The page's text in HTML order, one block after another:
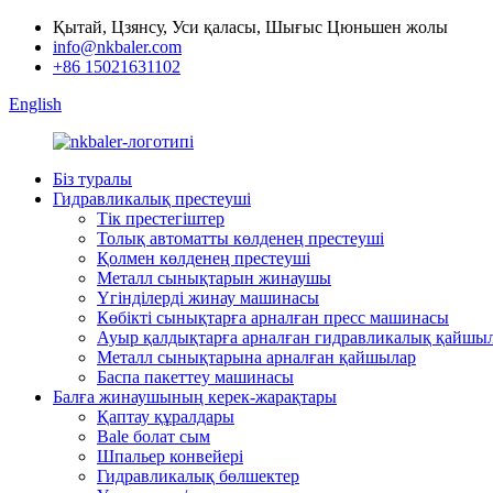
Қытай, Цзянсу, Уси қаласы, Шығыс Цюньшен жолы
info@nkbaler.com
+86 15021631102
English
Біз туралы
Гидравликалық престеуші
Тік престегіштер
Толық автоматты көлденең престеуші
Қолмен көлденең престеуші
Металл сынықтарын жинаушы
Үгінділерді жинау машинасы
Көбікті сынықтарға арналған пресс машинасы
Ауыр қалдықтарға арналған гидравликалық
Металл сынықтарына арналған қайшылар
Баспа пакеттеу машинасы
Балға жинаушының керек-жарақтары
Қаптау құралдары
Bale болат сым
Шпальер конвейері
Гидравликалық бөлшектер